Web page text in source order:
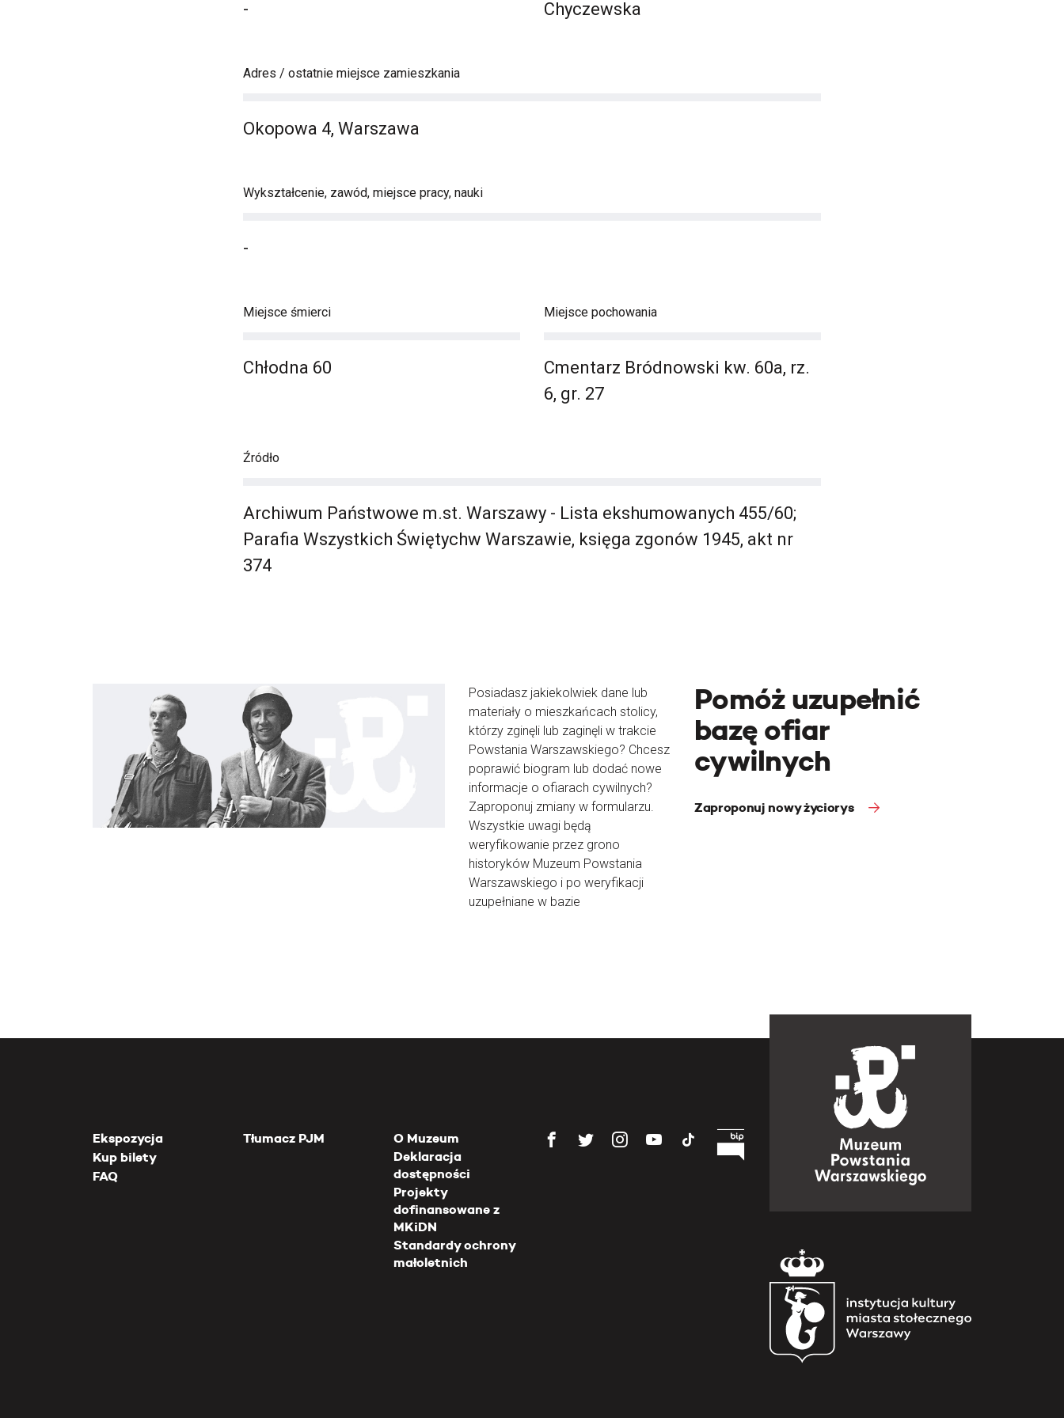
- Chyczewska
Adres / ostatnie miejsce zamieszkania
Okopowa 4, Warszawa
Wykształcenie, zawód, miejsce pracy, nauki
-
Miejsce śmierci
Chłodna 60
Miejsce pochowania
Cmentarz Bródnowski kw. 60a, rz.
6, gr. 27
Źródło
Archiwum Państwowe m.st. Warszawy - Lista ekshumowanych 455/60;
Parafia Wszystkich Świętychw Warszawie, księga zgonów 1945, akt nr
374
Posiadasz jakiekolwiek dane lub
materiały o mieszkańcach stolicy,
którzy zginęli lub zaginęli w trakcie
Powstania Warszawskiego? Chcesz
poprawić biogram lub dodać nowe
informacje o ofiarach cywilnych?
Zaproponuj zmiany w formularzu.
Wszystkie uwagi będą
weryfikowanie przez grono
historyków Muzeum Powstania
Warszawskiego i po weryfikacji
uzupełniane w bazie
Pomóż uzupełnić
bazę ofiar
cywilnych
Zaproponuj nowy życiorys
Ekspozycja
Kup bilety
FAQ
Tłumacz PJM
O Muzeum
Deklaracja
dostępności
Projekty
dofinansowane z
MKiDN
Standardy ochrony
małoletnich